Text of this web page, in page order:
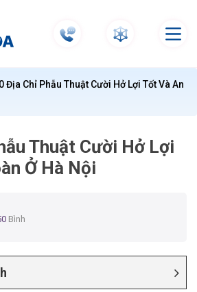
Địa Chỉ Phẫu Thuật Cười Hở Lợi Tốt Và An
Thuật Cười Hở Lợi
Ở Hà Nội
Bình